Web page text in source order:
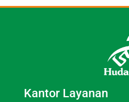
Kantor Layanan